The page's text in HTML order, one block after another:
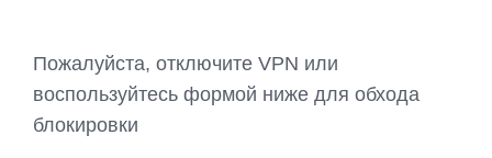
Пожалуйста, отключите VPN или
воспользуйтесь формой ниже для обхода
блокировки